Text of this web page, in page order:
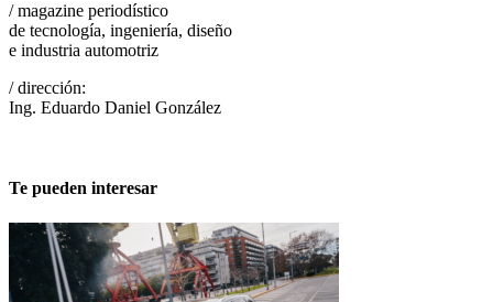
/ magazine periodístico
de tecnología, ingeniería, diseño
e industria automotriz
/ dirección:
Ing. Eduardo Daniel González
Te pueden interesar